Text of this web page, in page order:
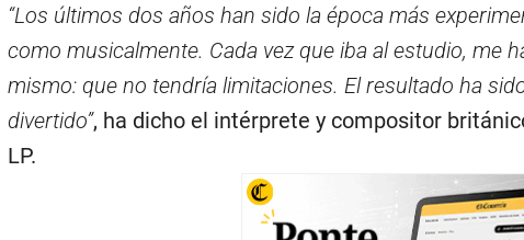
“Los últimos dos años han sido la época más
como musicalmente. Cada vez que iba al estudio, me
mismo: que no tendría limitaciones. El resultado ha
divertido”, ha dicho el intérprete y compositor
LP.